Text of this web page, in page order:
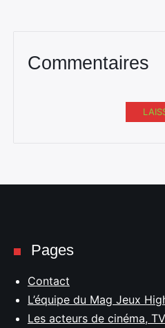
Commentaires
Pages
Contact
L’équipe du Mag Jeux
Les acteurs de cinéma,